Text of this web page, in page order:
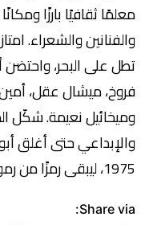
معلمًا ثقافيًا بارزًا
والفنانين والشعراء.
تطل على البحر،
فروخ، ميشال عقل،
وميخائيل نعيمة. شكّل
والإبداعي حتى أغلق
1975، ليبقى رمزًا من رموز الذاكرة الثقافية البيروتية.
Share via: